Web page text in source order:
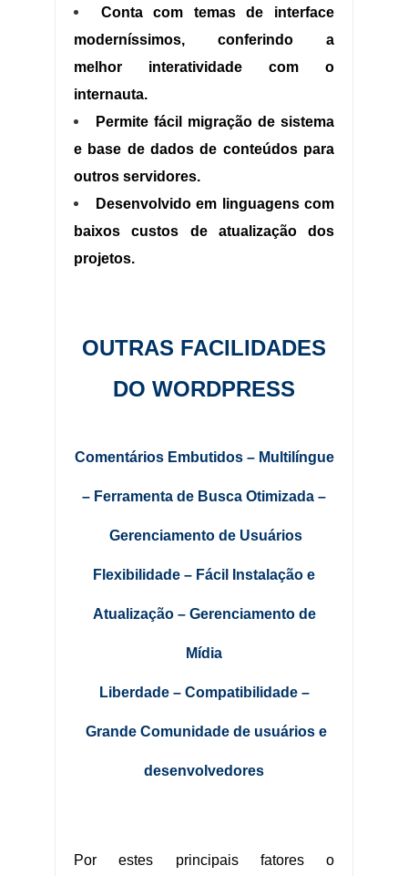
Conta com temas de interface
moderníssimos, conferindo a
melhor interatividade com o
internauta.
Permite fácil migração de sistema
e base de dados de conteúdos para
outros servidores.
Desenvolvido em linguagens com
baixos custos de atualização dos
projetos.
OUTRAS FACILIDADES
DO WORDPRESS
Comentários Embutidos – Multilíngue
– Ferramenta de Busca Otimizada –
Gerenciamento de Usuários
Flexibilidade – Fácil Instalação e
Atualização – Gerenciamento de
Mídia
Liberdade – Compatibilidade –
Grande Comunidade de usuários e
desenvolvedores
Por estes principais fatores o